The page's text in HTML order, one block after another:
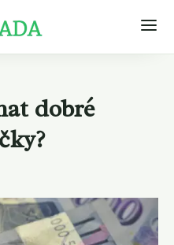
dobré